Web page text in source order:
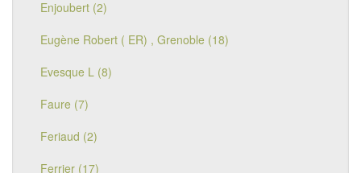
Enjoubert (2)
Eugène Robert ( ER) , Grenoble (18)
Evesque L (8)
Faure (7)
Feriaud (2)
Ferrier (17)